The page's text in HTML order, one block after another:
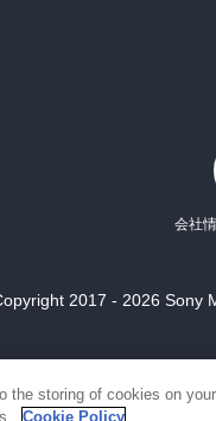
会社
2017 - 2026 Sony
the storing of cookies on
Cookie Policy